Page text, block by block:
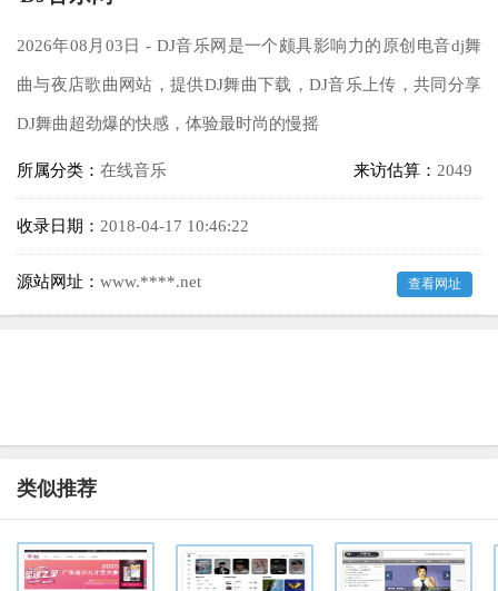
2026年08月03日 - DJ音乐网是一个颇具影响力的原创电音dj舞
曲与夜店歌曲网站，提供DJ舞曲下载，DJ音乐上传，共同分享
DJ舞曲超劲爆的快感，体验最时尚的慢摇
所属分类： 在线音乐 来访估算： 2049
收录日期： 2018-04-17 10:46:22
源站网址： www.****.net 查看网址
类似推荐